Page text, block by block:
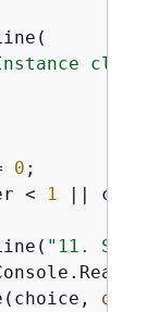
0 ;
< 1 ||
"11.
out